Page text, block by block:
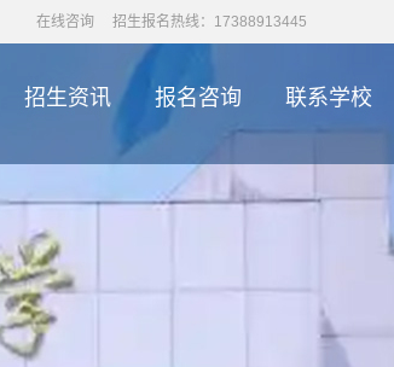
在线咨询 招生报名热线：17388913445
招生资讯 报名咨询 联系学校